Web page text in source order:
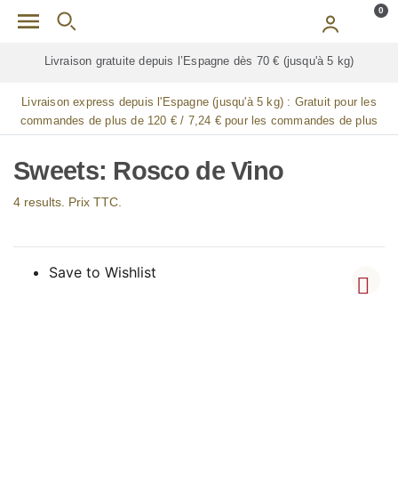
Skip to main content 0
Livraison gratuite depuis l’Espagne dès 70 € (jusqu'à 5 kg)
Livraison express depuis l'Espagne (jusqu'à 5 kg) : Gratuit pour les
commandes de plus de 120 € / 7,24 € pour les commandes de plus
de 90 € / 14,48 € pour les commandes de plus de 60 € / 21,72 € pour
les commandes de plus de 30 €
Sweets: Rosco de Vino
4 results. Prix TTC.
Save to Wishlist